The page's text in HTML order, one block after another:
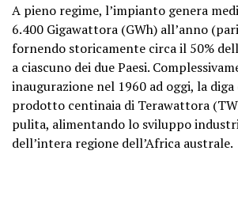
A pieno regime, l’impianto genera
6.400 Gigawattora (GWh) all’anno
fornendo storicamente circa il 50%
a ciascuno dei due Paesi.
inaugurazione nel 1960 ad oggi, la diga
prodotto centinaia di Terawattora
pulita, alimentando lo sviluppo
dell’intera regione dell’Africa australe.